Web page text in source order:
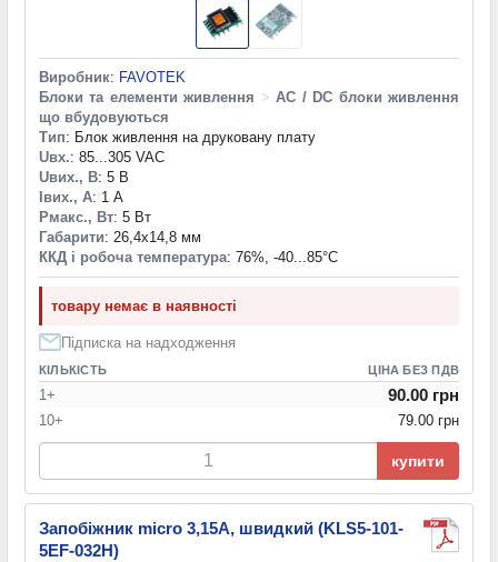
Виробник: FAVOTEK
Блоки та елементи живлення > AC / DC блоки живлення
що вбудовуються
Тип: Блок живлення на друковану плату
Uвх.: 85...305 VAC
Uвих., В: 5 В
Iвих., А: 1 А
Pмакс., Вт: 5 Вт
Габарити: 26,4x14,8 мм
ККД і робоча температура: 76%, -40...85°С
товару немає в наявності
Підписка на надходження
КІЛЬКІСТЬ ЦІНА БЕЗ ПДВ
1+ 90.00 грн
10+ 79.00 грн
купити
Запобіжник micro 3,15A, швидкий (KLS5-101-
5EF-032H)